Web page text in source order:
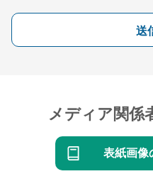
送
メディア関係
表紙画像